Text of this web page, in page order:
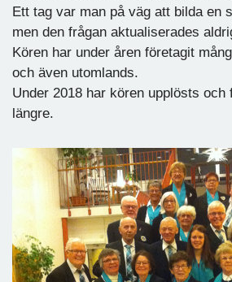
Ett tag var man på väg att bilda en
men den frågan aktualiserades
Kören har under åren företagit
och även utomlands.
Under 2018 har kören upplösts
längre.